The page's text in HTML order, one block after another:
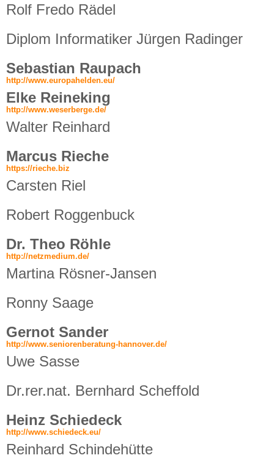
Rolf Fredo Rädel
Diplom Informatiker Jürgen Radinger
Sebastian Raupach
http://www.europahelden.eu/
Elke Reineking
http://www.weserberge.de/
Walter Reinhard
Marcus Rieche
https://rieche.biz
Carsten Riel
Robert Roggenbuck
Dr. Theo Röhle
http://netzmedium.de/
Martina Rösner-Jansen
Ronny Saage
Gernot Sander
http://www.seniorenberatung-hannover.de/
Uwe Sasse
Dr.rer.nat. Bernhard Scheffold
Heinz Schiedeck
http://www.schiedeck.eu/
Reinhard Schindehütte